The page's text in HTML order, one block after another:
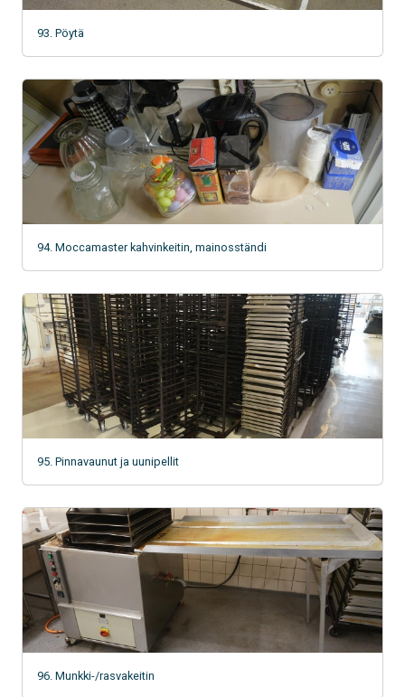
93. Pöytä
94. Moccamaster kahvinkeitin, mainosständi
95. Pinnavaunut ja uunipellit
96. Munkki-/rasvakeitin